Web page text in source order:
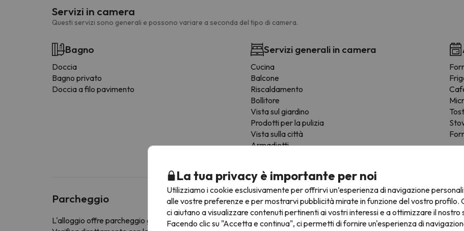
Servizi in camera
Questi servizi sono generali e possono variare a seconda del tipo di camera.
Bagno
Doccia
Bagno privato
Doccia a filo pavimento
Servizi generali in camera
Cucina
Balcone
Riscaldamento
Bollitore
Vista sul giardino
Prodotti per la pulizia
Vista sulla città
Armadietti
Parcheggio
L'alloggio offre parcheggio gratuito
La tua privacy è importante per noi
Utilizziamo i cookie esclusivamente per offrirvi un’esperienza di navigazione
alle vostre preferenze e per mostrarvi pubblicità mirate in funzione del vostro profilo.
ci aiutano a visualizzare contenuti pertinenti ai vostri interessi e a ottimizzare il nostro
Facendo clic su "Accetta e continua", ci permetti di fornire un'esperienza di